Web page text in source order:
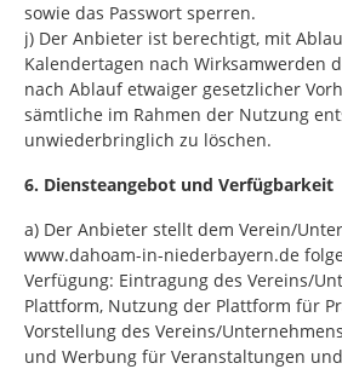
sowie das Passwort sperren.
j) Der Anbieter ist berechtigt, mit
Kalendertagen nach Wirksamwerden
nach Ablauf etwaiger gesetzlicher
sämtliche im Rahmen der Nutzung
unwiederbringlich zu löschen.
6. Diensteangebot und Verfügbarkeit
a) Der Anbieter stellt dem Verein/
www.dahoam-in-niederbayern.de
Verfügung: Eintragung des Vereins/
Plattform, Nutzung der Plattform für
Vorstellung des Vereins/
und Werbung für Veranstaltungen